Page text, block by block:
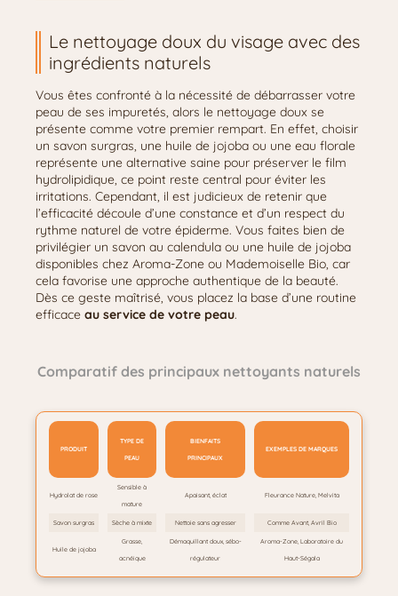
Le nettoyage doux du visage avec des
ingrédients naturels
Vous êtes confronté à la nécessité de débarrasser votre
peau de ses impuretés, alors le nettoyage doux se
présente comme votre premier rempart. En effet, choisir
un savon surgras, une huile de jojoba ou une eau florale
représente une alternative saine pour préserver le film
hydrolipidique, ce point reste central pour éviter les
irritations. Cependant, il est judicieux de retenir que
l’efficacité découle d’une constance et d’un respect du
rythme naturel de votre épiderme. Vous faites bien de
privilégier un savon au calendula ou une huile de jojoba
disponibles chez Aroma-Zone ou Mademoiselle Bio, car
cela favorise une approche authentique de la beauté.
Dès ce geste maîtrisé, vous placez la base d’une routine
efficace au service de votre peau.
Comparatif des principaux nettoyants naturels
PRODUIT
TYPE DE
PEAU
BIENFAITS
PRINCIPAUX
EXEMPLES DE MARQUES
Hydrolat de rose
Sensible à
mature
Apaisant, éclat Fleurance Nature, Melvita
Savon surgras Sèche à mixte Nettoie sans agresser Comme Avant, Avril Bio
Huile de jojoba
Grasse,
acnéique
Démaquillant doux, sébo-
régulateur
Aroma-Zone, Laboratoire du
Haut-Ségala